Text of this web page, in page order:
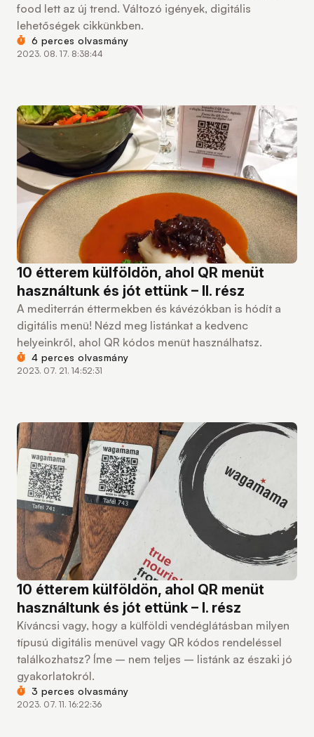
food lett az új trend. Változó igények, digitális
lehetőségek cikkünkben.
6 perces olvasmány
2023. 08. 17. 8:38:44
10 étterem külföldön, ahol QR menüt
használtunk és jót ettünk – II. rész
A mediterrán éttermekben és kávézókban is hódít a
digitális menü! Nézd meg listánkat a kedvenc
helyeinkről, ahol QR kódos menüt használhatsz.
4 perces olvasmány
2023. 07. 21. 14:52:31
10 étterem külföldön, ahol QR menüt
használtunk és jót ettünk – I. rész
Kíváncsi vagy, hogy a külföldi vendéglátásban milyen
típusú digitális menüvel vagy QR kódos rendeléssel
találkozhatsz? Íme – nem teljes – listánk az északi jó
gyakorlatokról.
3 perces olvasmány
2023. 07. 11. 16:22:36